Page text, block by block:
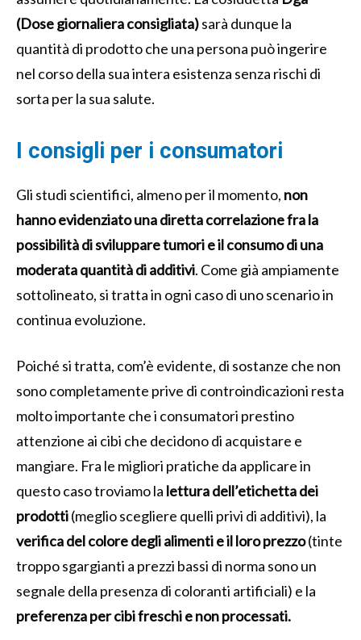
(Dose giornaliera consigliata)sarà dunque la
quantità di prodotto che una persona può ingerire
nel corso della sua intera esistenza senza rischi di
sorta per la sua salute.
I consigli per i consumatori
Gli studi scientifici, almeno per il momento, non
hanno evidenziato una diretta correlazione fra la
possibilità di sviluppare tumori e il consumo di una
moderata quantità di additivi. Come già ampiamente
sottolineato, si tratta in ogni caso di uno scenario in
continua evoluzione.
Poiché si tratta, com’è evidente, di sostanze che non
sono completamente prive di controindicazioni resta
molto importante che i consumatori prestino
attenzione ai cibi che decidono di acquistare e
mangiare. Fra le migliori pratiche da applicare in
questo caso troviamo la lettura dell’etichetta dei
prodotti(meglio scegliere quelli privi di additivi), la
verifica del colore degli alimenti e il loro prezzo(tinte
troppo sgargianti a prezzi bassi di norma sono un
segnale della presenza di coloranti artificiali) e la
preferenza per cibi freschi e non processati.